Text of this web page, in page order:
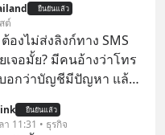
มองว่าเราเห็นแก่ตัวทั้ง
คยปฏิเสธใครอย่างนี้มา
จะ ‘สร้างขอบเขต’ เพื่อ
กลับทำให้เกิดรอยร้าว
อย่างนั้น โดยราย
Talk ในวันนี้โฮสต์
ยืนยันแล้ว
ต์
องไม่ส่งลิงก์ทาง SMS
เจอมั้ย? มีคนอ้างว่าโทร
อกว่าบัญชีมีปัญหา แล้ว
ก๋าเล่ากลโกง” เพื่อรู้ทัน
ยืนยันแล้ว
า 11:31 • ธุรกิจ